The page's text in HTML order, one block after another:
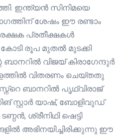
ഇന്ത്യൻ സിനിമയെ
ശേഷം ഈ രണ്ടാം
പ്രതീക്ഷകൾ
രൂപ മുതൽ മുടക്കി
ബാനറിൽ വിജയ് കിരാഗേന്ദുർ
വിതരണം ചെയ്തതു
ബാനറിൽ പൃഥ്വിരാജ്
സ്റ്റാർ യാഷ്, ബോളിവുഡ്
ശ്രീനിഥി ഷെട്ടി
അഭിനയിച്ചിരിക്കുന്നു ഈ